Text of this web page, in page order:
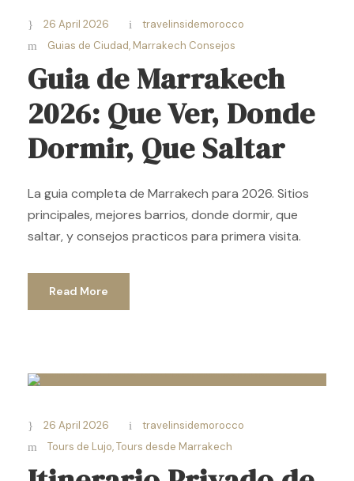
26 April 2026
travelinsidemorocco
Guias de Ciudad, Marrakech Consejos
Guia de Marrakech
2026: Que Ver, Donde
Dormir, Que Saltar
La guia completa de Marrakech para 2026. Sitios
principales, mejores barrios, donde dormir, que
saltar, y consejos practicos para primera visita.
Read More
26 April 2026
travelinsidemorocco
Tours de Lujo,Tours desde Marrakech